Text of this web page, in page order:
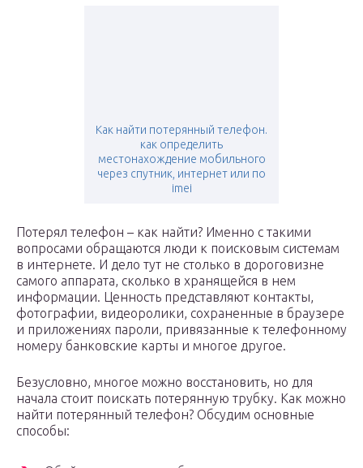
Как найти потерянный телефон.
как определить
местонахождение мобильного
через спутник, интернет или по
imei
Потерял телефон – как найти? Именно с такими
вопросами обращаются люди к поисковым системам
в интернете. И дело тут не столько в дороговизне
самого аппарата, сколько в хранящейся в нем
информации. Ценность представляют контакты,
фотографии, видеоролики, сохраненные в браузере
и приложениях пароли, привязанные к телефонному
номеру банковские карты и многое другое.
Безусловно, многое можно восстановить, но для
начала стоит поискать потерянную трубку. Как можно
найти потерянный телефон? Обсудим основные
способы: